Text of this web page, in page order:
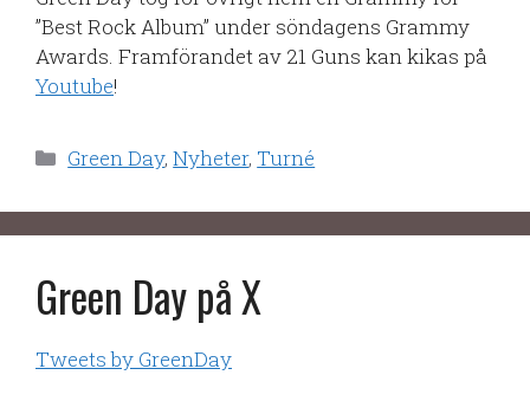
”Best Rock Album” under söndagens Grammy
Awards. Framförandet av 21 Guns kan kikas på
Youtube!
Kategorier
Green Day,Nyheter, Turné
Green Day på X
Tweets by GreenDay